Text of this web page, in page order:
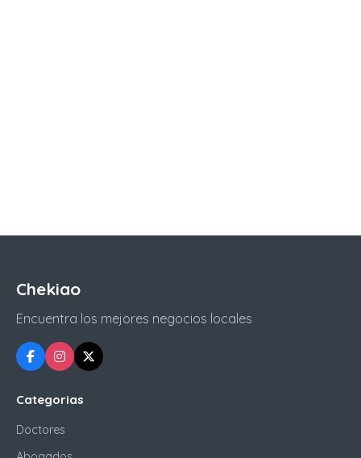
Chekiao
Encuentra los mejores negocios locales
Categorias
Doctores